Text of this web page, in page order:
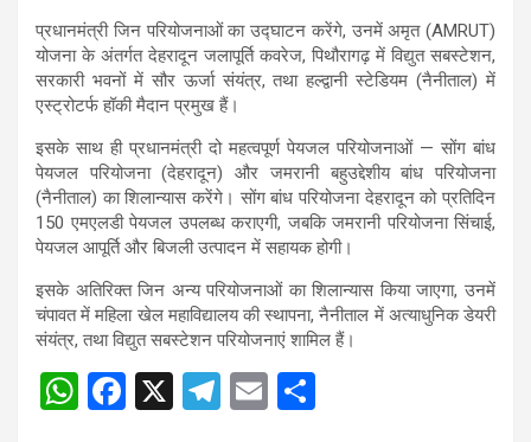
प्रधानमंत्री जिन परियोजनाओं का उद्घाटन करेंगे, उनमें अमृत (AMRUT)
योजना के अंतर्गत देहरादून जलापूर्ति कवरेज, पिथौरागढ़ में विद्युत सबस्टेशन,
सरकारी भवनों में सौर ऊर्जा संयंत्र, तथा हल्द्वानी स्टेडियम (नैनीताल) में
एस्ट्रोटर्फ हॉकी मैदान प्रमुख हैं।
इसके साथ ही प्रधानमंत्री दो महत्वपूर्ण पेयजल परियोजनाओं — सोंग बांध
पेयजल परियोजना (देहरादून) और जमरानी बहुउद्देशीय बांध परियोजना
(नैनीताल) का शिलान्यास करेंगे। सोंग बांध परियोजना देहरादून को प्रतिदिन
150 एमएलडी पेयजल उपलब्ध कराएगी, जबकि जमरानी परियोजना सिंचाई,
पेयजल आपूर्ति और बिजली उत्पादन में सहायक होगी।
इसके अतिरिक्त जिन अन्य परियोजनाओं का शिलान्यास किया जाएगा, उनमें
चंपावत में महिला खेल महाविद्यालय की स्थापना, नैनीताल में अत्याधुनिक डेयरी
संयंत्र, तथा विद्युत सबस्टेशन परियोजनाएं शामिल हैं।
W F
X
T
E